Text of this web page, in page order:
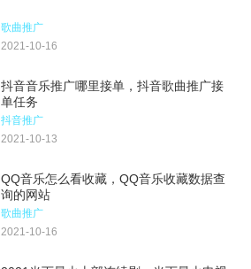
歌曲推广
2021-10-16
抖音音乐推广哪里接单，抖音歌曲推广接
单任务
抖音推广
2021-10-13
QQ音乐怎么看收藏，QQ音乐收藏数据查
询的网站
歌曲推广
2021-10-16